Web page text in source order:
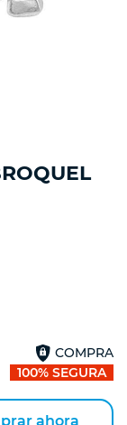
COMPRA
100% SEGURA
ahora